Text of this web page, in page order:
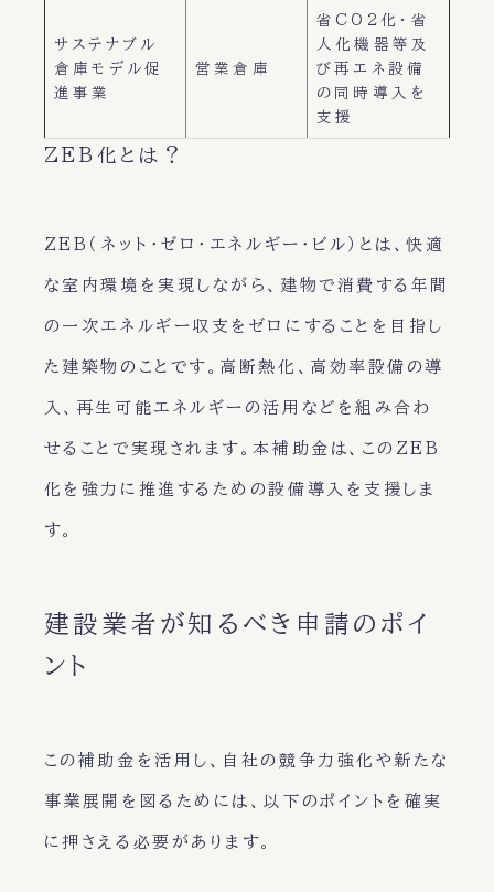
サステナブル
倉庫モデル促
進事業
営業倉庫
省CO2化・省
人化機器等及
び再エネ設備
の同時導入を
支援
ZEB化とは？
ZEB（ネット・ゼロ・エネルギー・ビル）とは、快適
な室内環境を実現しながら、建物で消費する年間
の一次エネルギー収支をゼロにすることを目指し
た建築物のことです。高断熱化、高効率設備の導
入、再生可能エネルギーの活用などを組み合わ
せることで実現されます。本補助金は、このZEB
化を強力に推進するための設備導入を支援しま
す。
建設業者が知るべき申請のポイ
ント
この補助金を活用し、自社の競争力強化や新たな
事業展開を図るためには、以下のポイントを確実
に押さえる必要があります。